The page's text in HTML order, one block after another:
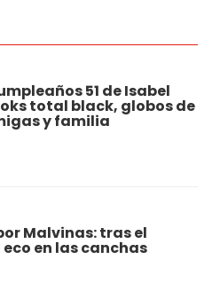
51 de Isabel
total black, globos de
y familia
Malvinas: tras el
en las canchas